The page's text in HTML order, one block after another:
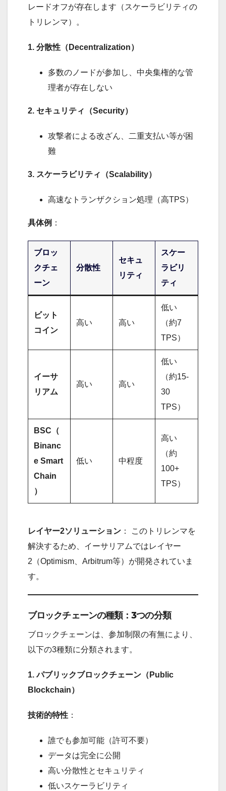
レードオフが存在します（スケーラビリティの
トリレンマ）。
1. 分散性（Decentralization）
多数のノードが参加し、中央集権的な管
理者が存在しない
2. セキュリティ（Security）
攻撃者による改ざん、二重支払い等が困
難
3. スケーラビリティ（Scalability）
高速なトランザクション処理（高TPS）
具体例 ：
ブロッ
クチェ
ーン
分散性
セキュ
リティ
スケー
ラビリ
ティ
ビット
コイン
高い 高い
低い
（約7
TPS）
イーサ
リアム
高い 高い
低い
（約15-
30
TPS）
BSC（
Binanc
e Smart
Chain
）
低い 中程度
高い
（約
100+
TPS）
レイヤー2ソリューション ： このトリレンマを
解決するため、イーサリアムではレイヤー
2（Optimism、Arbitrum等）が開発されていま
す。
ブロックチェーンの種類：3つの分類
ブロックチェーンは、参加制限の有無により、
以下の3種類に分類されます。
1. パブリックブロックチェーン（Public
Blockchain）
技術的特性 ：
誰でも参加可能（許可不要）
データは完全に公開
高い分散性とセキュリティ
低いスケーラビリティ